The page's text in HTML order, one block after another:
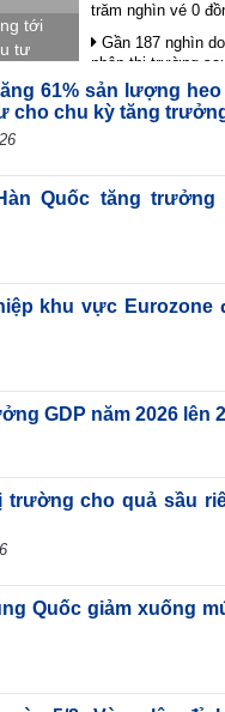
tới
tư
giá trị
trăm nghìn vé 0
Gần 187 nghìn
nhập thị trường
năm
Bộ Công Thương
EuroCham:
sinh thái kinh tế
tiêu tăng trưởng
có cơ sở
61% sản lượng
cho chu kỳ tăng
Quốc tăng trưởng
khu vực Eurozone
GDP năm 2026 lên
cho quả sầu
Quốc giảm xuống